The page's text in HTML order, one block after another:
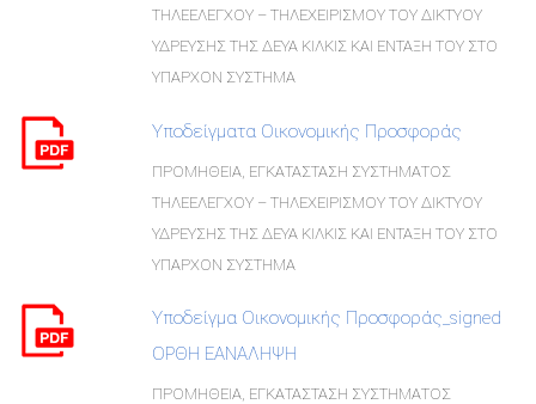
ΤΗΛΕΕΛΕΓΧΟΥ – ΤΗΛΕΧΕΙΡΙΣΜΟΥ ΤΟΥ ΔΙΚΤΥΟΥ
ΥΔΡΕΥΣΗΣ ΤΗΣ ΔΕΥΑ ΚΙΛΚΙΣ ΚΑΙ ΕΝΤΑΞΗ ΤΟΥ ΣΤΟ
ΥΠΑΡΧΟΝ ΣΥΣΤΗΜΑ
Υποδείγματα Οικονομικής Προσφοράς
ΠΡΟΜΗΘΕΙΑ, ΕΓΚΑΤΑΣΤΑΣΗ ΣΥΣΤΗΜΑΤΟΣ
ΤΗΛΕΕΛΕΓΧΟΥ – ΤΗΛΕΧΕΙΡΙΣΜΟΥ ΤΟΥ ΔΙΚΤΥΟΥ
ΥΔΡΕΥΣΗΣ ΤΗΣ ΔΕΥΑ ΚΙΛΚΙΣ ΚΑΙ ΕΝΤΑΞΗ ΤΟΥ ΣΤΟ
ΥΠΑΡΧΟΝ ΣΥΣΤΗΜΑ
Υποδείγμα Οικονομικής Προσφοράς_signed
ΟΡΘΗ ΕΑΝΑΛΗΨΗ
ΠΡΟΜΗΘΕΙΑ, ΕΓΚΑΤΑΣΤΑΣΗ ΣΥΣΤΗΜΑΤΟΣ